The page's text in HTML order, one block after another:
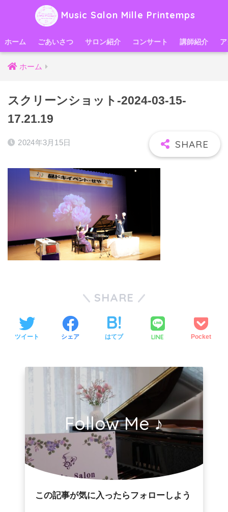
Music Salon Mille Printemps
ホーム ごあいさつ サロン紹介 コンサート 講師紹介
ホーム
スクリーンショット-2024-03-15-
17.21.19
2024年3月15日
SHARE
ツイート シェア はてブ LINE Pocket
Follow Me ♪
この記事が気に入ったらフォローしよう